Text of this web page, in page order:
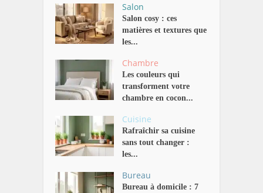
Salon
Salon cosy : ces
matières et textures que
les...
Chambre
Les couleurs qui
transforment votre
chambre en cocon...
Cuisine
Rafraîchir sa cuisine
sans tout changer :
les...
Bureau
Bureau à domicile : 7